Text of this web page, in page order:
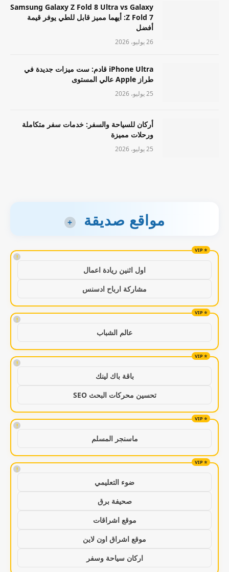
Samsung Galaxy Z Fold 8 Ultra vs Galaxy
Z Fold 7: أيهما مميز قابل للطي يوفر قيمة
أفضل
26 يوليو، 2026
iPhone Ultra قادم: ست ميزات جديدة في
طراز Apple عالي المستوى
25 يوليو، 2026
أركان للسياحة والسفر: خدمات سفر متكاملة
ورحلات مميزة
25 يوليو، 2026
مواقع صديقة +
!
اول اثنين ريادة اعمال
مشاركة ارباح ادسنس
!
عالم الشباب
!
باقة باك لينك
تحسين محركات البحث SEO
!
ماسنجر المسلم
!
ضوء التعليمي
صحيفة برق
موقع اشراقات
موقع اشراق اون لاين
اركان سياحة وسفر